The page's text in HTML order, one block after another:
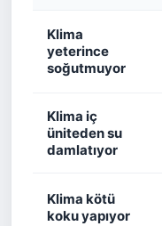
Klima
yeterince
soğutmuyor
Klima iç
üniteden su
damlatıyor
Klima kötü
koku yapıyor